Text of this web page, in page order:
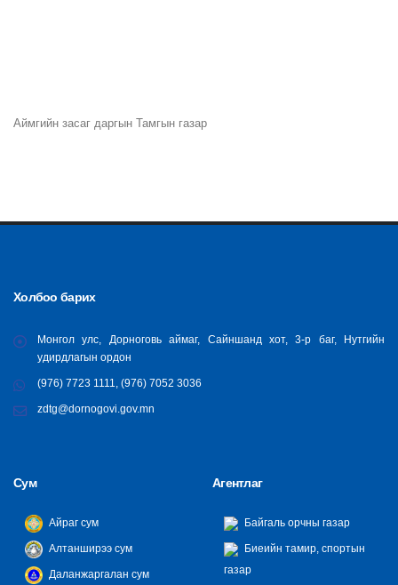
Аймгийн засаг даргын Тамгын газар
Холбоо барих
Монгол улс, Дорноговь аймаг, Сайншанд хот, 3-р баг, Нутгийн
удирдлагын ордон
(976) 7723 1111, (976) 7052 3036
zdtg@dornogovi.gov.mn
Сум
Айраг сум
Алтанширээ сум
Даланжаргалан сум
Агентлаг
Байгаль орчны газар
Биеийн тамир, спортын
газар